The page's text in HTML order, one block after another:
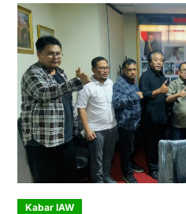
Kabar IAW